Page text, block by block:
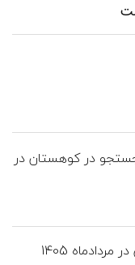
در کوهستان در
1405